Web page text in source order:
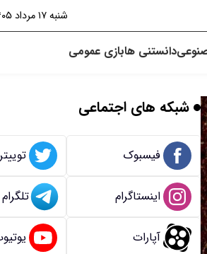
شنبه ۱۷ مرداد ۱۴۰۵
دانستنی هابازی عمومی
شبکه های اجتماعی
فیسبوک توییتر
اینستاگرام تلگرام
آپارات